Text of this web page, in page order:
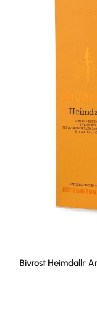
Average rating of
Bivrost Heimdallr